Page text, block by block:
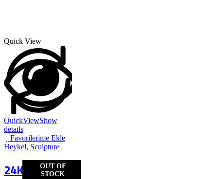
OUT OF
STOCK
Quick View
QuickViewShow
details
Favorilerime Ekle
Heykel, Sculpture
24K